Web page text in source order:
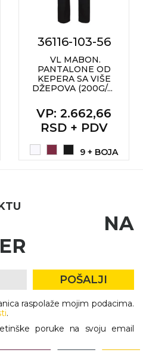
36116-103-56
VL MABON.
PANTALONE OD
KEPERA SA VIŠE
DŽEPOVA (200G/...
VP: 2.662,66
RSD + PDV
9 + BOJA
NA
POŠALJI
raspolaže mojim podacima.
.
poruke na svoju email